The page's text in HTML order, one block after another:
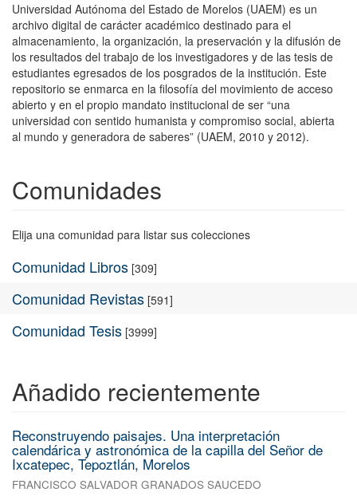
Universidad Autónoma del Estado de Morelos (UAEM) es un
archivo digital de carácter académico destinado para el
almacenamiento, la organización, la preservación y la difusión de
los resultados del trabajo de los investigadores y de las tesis de
estudiantes egresados de los posgrados de la institución. Este
repositorio se enmarca en la filosofía del movimiento de acceso
abierto y en el propio mandato institucional de ser “una
universidad con sentido humanista y compromiso social, abierta
al mundo y generadora de saberes” (UAEM, 2010 y 2012).
Comunidades
Elija una comunidad para listar sus colecciones
Comunidad Libros [309]
Comunidad Revistas [591]
Comunidad Tesis [3999]
Añadido recientemente
Reconstruyendo paisajes. Una interpretación
calendárica y astronómica de la capilla del Señor de
Ixcatepec, Tepoztlán, Morelos
FRANCISCO SALVADOR GRANADOS SAUCEDO